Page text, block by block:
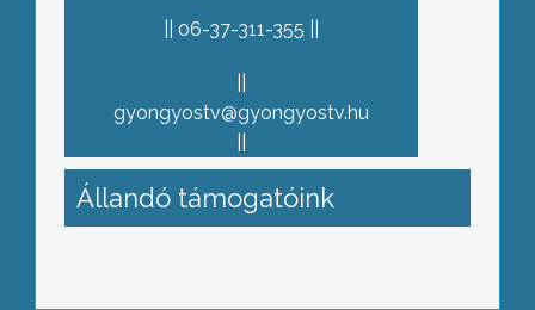
06-37-311-355
gyongyostv@gyongyostv.hu
Állandó támogatóink